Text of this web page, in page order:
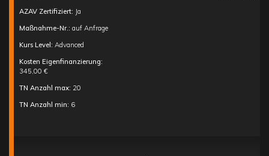
AZAV Zertifiziert: Ja
Maßnahme-Nr.: auf Anfrage
Kurs Level: Advanced
Kosten Eigenfinanzierung:
345,00 €
TN Anzahl max: 20
TN Anzahl min: 6